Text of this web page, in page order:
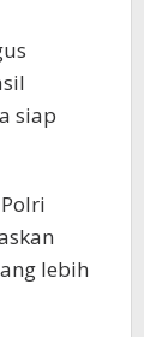
siap
lebih